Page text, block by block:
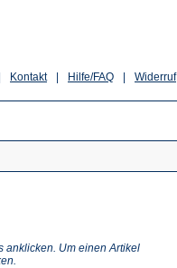
Widerruf
Hilfe/FAQ
Kontakt
anklicken. Um einen Artikel